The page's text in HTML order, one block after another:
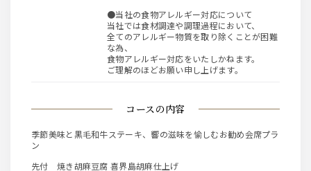
コースの内容
季節美味と黒毛和牛ステーキ、響の滋味を愉しむお勧め会席プラ
ン
先付 焼き胡麻豆腐 喜界島胡麻仕上げ
●当社の食物アレルギー対応について
当社では食材調達や調理過程において、
全てのアレルギー物質を取り除くことが困難
な為、
食物アレルギー対応をいたしかねます。
ご理解のほどお願い申し上げます。